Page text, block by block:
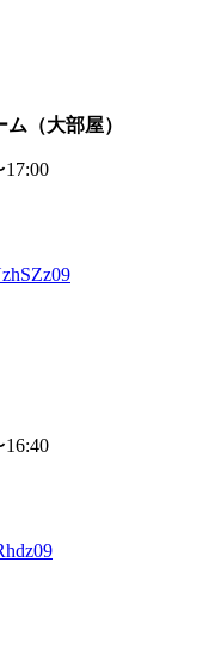
（大部屋）
17:00
16:40